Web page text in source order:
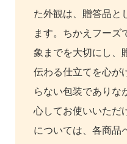
た外観は、贈答品と
ます。ちかえフーズ
象までを大切にし、
伝わる仕立てを心が
らない包装でありな
心してお使いいただ
については、各商品